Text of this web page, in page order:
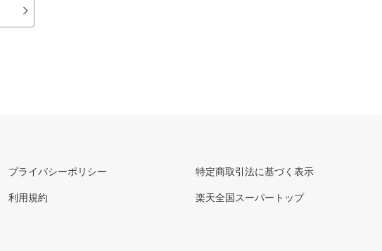
プライバシーポリシー
利用規約
特定商取引法に基づく表示
楽天全国スーパートップ